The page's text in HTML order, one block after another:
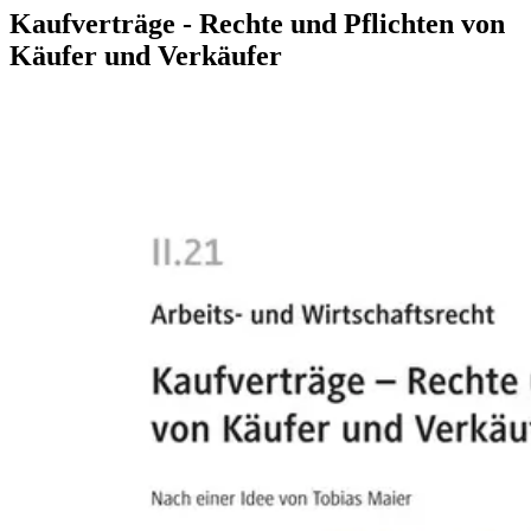
Kaufverträge - Rechte und Pflichten von
Käufer und Verkäufer